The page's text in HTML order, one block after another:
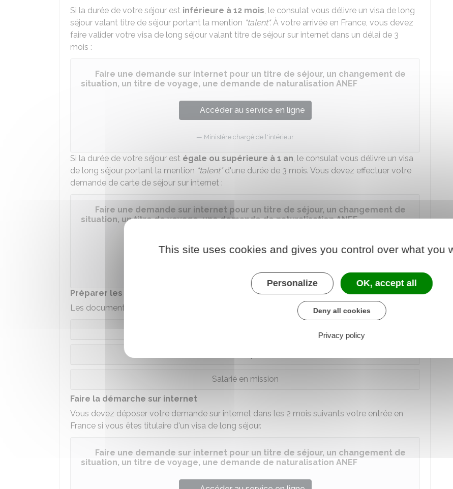
Si la durée de votre séjour est inférieure à 12 mois, le consulat vous délivre un visa de long
séjour valant titre de séjour portant la mention "talent". À votre arrivée en France, vous devez
faire valider votre visa de long séjour valant titre de séjour sur internet dans un délai de 3
mois :
Faire une demande sur internet pour un titre de séjour, un changement de
situation, un titre de voyage, une demande de naturalisation ANEF
Accéder au service en ligne
Ministère chargé de l'intérieur
Si la durée de votre séjour est égale ou supérieure à 1 an, le consulat vous délivre un visa
de long séjour portant la mention "talent"d'une durée de 3 mois. Vous devez effectuer votre
demande de carte de séjour sur internet :
Faire une demande sur internet pour un titre de séjour, un changement de
situation, un titre de voyage, une demande de naturalisation ANEF
Accéder au service en ligne
Ministère chargé de l'intérieur
Préparer les documents à fournir
Les documents à fournir diffèrent en fonction du motif de votre carte :
Salarié en mission
Faire la démarche sur internet
Vous devez déposer votre demande sur internet dans les 2 mois suivants votre entrée en
France si vous êtes titulaire d'un visa de long séjour.
Faire une demande sur internet pour un titre de séjour, un changement de
situation, un titre de voyage, une demande de naturalisation ANEF
This site uses cookies and gives you control over what you
Personalize OK, accept all
Deny all cookies
Privacy policy